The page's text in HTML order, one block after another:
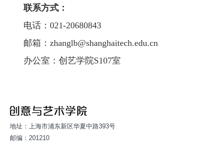
联系方式：
电话：021-20680843
邮箱： zhanglb@shanghaitech.edu.cn
办公室：创艺学院S107室
地址：上海市浦东新区华夏中路393号
邮编：201210